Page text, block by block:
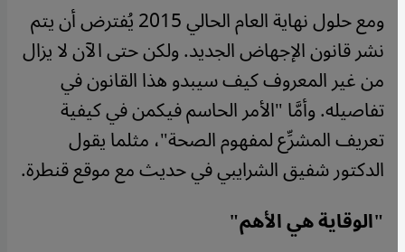
ومع حلول نهاية العام الحالي 2015 يُفترض أن يتم
نشر قانون الإجهاض الجديد. ولكن حتى الآن لا يزال
من غير المعروف كيف سيبدو هذا القانون في
تفاصيله. وأمَّا "الأمر الحاسم فيكمن في كيفية
تعريف المشرِّع لمفهوم الصحة"، مثلما يقول
الدكتور شفيق الشرايبي في حديث مع موقع قنطرة.
"الوقاية هي الأهم"